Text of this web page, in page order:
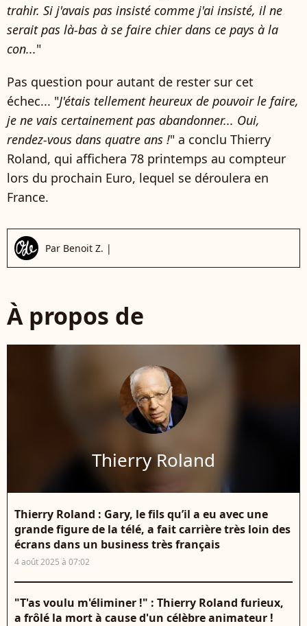
trahir. Si j'avais pas insisté comme j'ai insisté, il ne
serait pas là-bas à se faire chier dans ce pays à la
con..."
Pas question pour autant de rester sur cet
échec... "J'étais tellement heureux de pouvoir le faire,
je ne vais certainement pas abandonner... Oui,
rendez-vous dans quatre ans !" a conclu Thierry
Roland, qui affichera 78 printemps au compteur
lors du prochain Euro, lequel se déroulera en
France.
Par Benoit Z. |
À propos de
Thierry Roland
Thierry Roland : Gary, le fils qu’il a eu avec une
grande figure de la télé, a fait carrière très loin des
écrans dans un business très français
4 août 2025 à 07:02
"T'as voulu m'éliminer !" : Thierry Roland furieux,
a frôlé la mort à cause d'un célèbre animateur !